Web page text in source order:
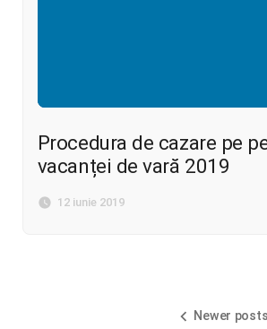
Procedura de cazare pe
vacanței de vară 2019
12 iunie 2019
Newer posts